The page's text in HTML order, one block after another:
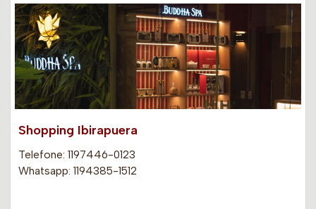
Shopping Ibirapuera
Telefone: 1197446-0123
Whatsapp: 1194385-1512